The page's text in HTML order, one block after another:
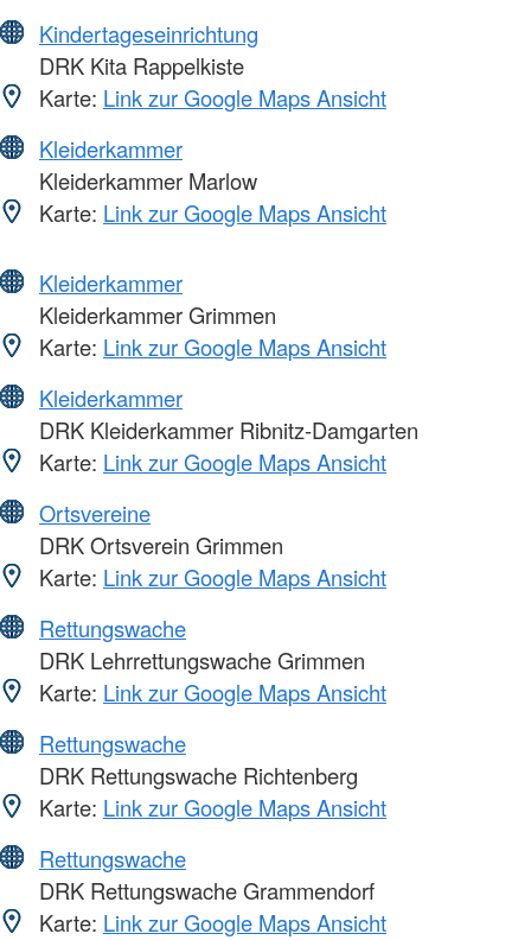
Kindertageseinrichtung
DRK Kita Rappelkiste
Karte: Link zur Google Maps Ansicht
Kleiderkammer
Kleiderkammer Marlow
Karte: Link zur Google Maps Ansicht
Kleiderkammer
Kleiderkammer Grimmen
Karte: Link zur Google Maps Ansicht
Kleiderkammer
DRK Kleiderkammer Ribnitz-Damgarten
Karte: Link zur Google Maps Ansicht
Ortsvereine
DRK Ortsverein Grimmen
Karte: Link zur Google Maps Ansicht
Rettungswache
DRK Lehrrettungswache Grimmen
Karte: Link zur Google Maps Ansicht
Rettungswache
DRK Rettungswache Richtenberg
Karte: Link zur Google Maps Ansicht
Rettungswache
DRK Rettungswache Grammendorf
Karte: Link zur Google Maps Ansicht